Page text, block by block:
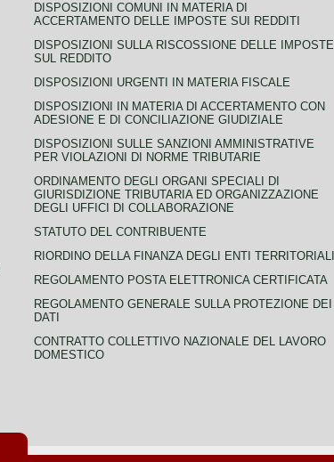
DISPOSIZIONI COMUNI IN MATERIA DI
ACCERTAMENTO DELLE IMPOSTE SUI REDDITI
DISPOSIZIONI SULLA RISCOSSIONE DELLE IMPOSTE
SUL REDDITO
DISPOSIZIONI URGENTI IN MATERIA FISCALE
DISPOSIZIONI IN MATERIA DI ACCERTAMENTO CON
ADESIONE E DI CONCILIAZIONE GIUDIZIALE
DISPOSIZIONI SULLE SANZIONI AMMINISTRATIVE
PER VIOLAZIONI DI NORME TRIBUTARIE
ORDINAMENTO DEGLI ORGANI SPECIALI DI
GIURISDIZIONE TRIBUTARIA ED ORGANIZZAZIONE
DEGLI UFFICI DI COLLABORAZIONE
STATUTO DEL CONTRIBUENTE
RIORDINO DELLA FINANZA DEGLI ENTI TERRITORIALI
REGOLAMENTO POSTA ELETTRONICA CERTIFICATA
REGOLAMENTO GENERALE SULLA PROTEZIONE DEI
DATI
CONTRATTO COLLETTIVO NAZIONALE DEL LAVORO
DOMESTICO